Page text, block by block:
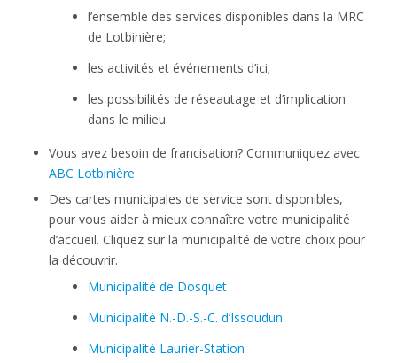
l’ensemble des services disponibles dans la MRC
de Lotbinière;
les activités et événements d’ici;
les possibilités de réseautage et d’implication
dans le milieu.
Vous avez besoin de francisation? Communiquez avec
ABC Lotbinière
Des cartes municipales de service sont disponibles,
pour vous aider à mieux connaître votre municipalité
d’accueil. Cliquez sur la municipalité de votre choix pour
la découvrir.
Municipalité de Dosquet
Municipalité N.-D.-S.-C. d’Issoudun
Municipalité Laurier-Station